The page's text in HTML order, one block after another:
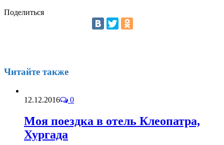
Поделиться
Читайте также
12.12.2016 0
Моя поездка в отель Клеопатра,
Хургада